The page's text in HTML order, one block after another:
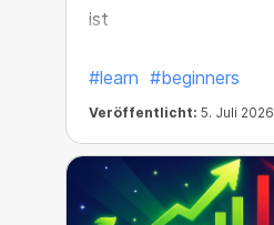
ist
#learn #beginners
Veröffentlicht: 5. Juli 2026